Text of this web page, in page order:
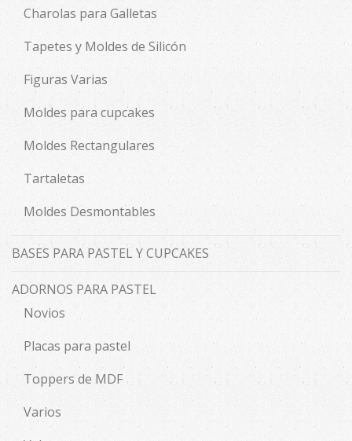
Charolas para Galletas
Tapetes y Moldes de Silicón
Figuras Varias
Moldes para cupcakes
Moldes Rectangulares
Tartaletas
Moldes Desmontables
BASES PARA PASTEL Y CUPCAKES
ADORNOS PARA PASTEL
Novios
Placas para pastel
Toppers de MDF
Varios